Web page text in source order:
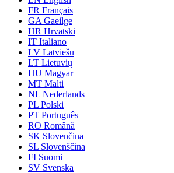
FR Français
GA Gaeilge
HR Hrvatski
IT Italiano
LV Latviešu
LT Lietuvių
HU Magyar
MT Malti
NL Nederlands
PL Polski
PT Português
RO Română
SK Slovenčina
SL Slovenščina
FI Suomi
SV Svenska